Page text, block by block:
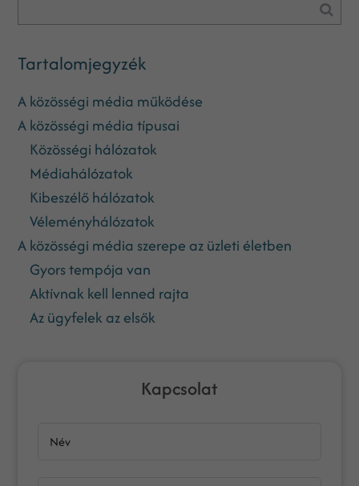
Tartalomjegyzék
A közösségi média működése
A közösségi média típusai
Közösségi hálózatok
Médiahálózatok
Kibeszélő hálózatok
Véleményhálózatok
A közösségi média szerepe az üzleti életben
Gyors tempója van
Aktívnak kell lenned rajta
Az ügyfelek az elsők
Kapcsolat
Név